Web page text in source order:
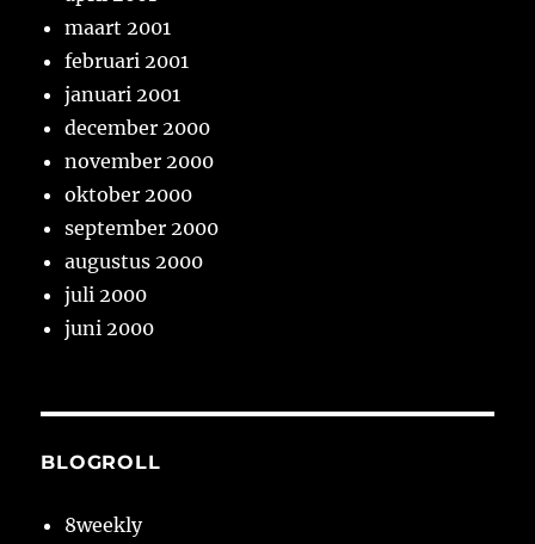
maart 2001
februari 2001
januari 2001
december 2000
november 2000
oktober 2000
september 2000
augustus 2000
juli 2000
juni 2000
BLOGROLL
8weekly